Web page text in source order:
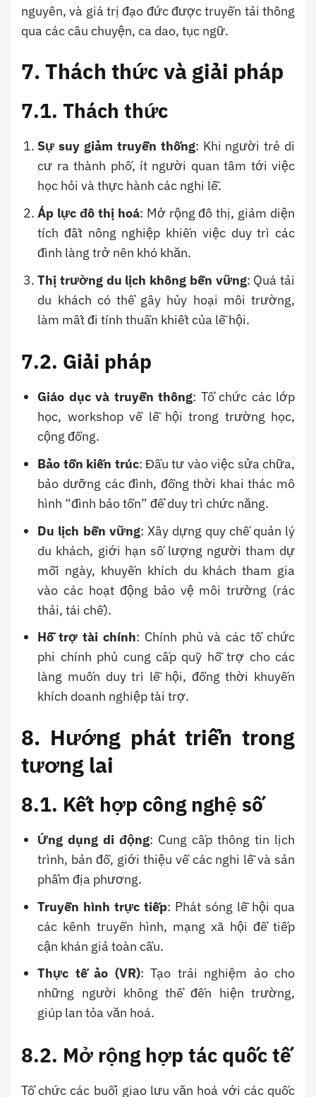
nguyên, và giá trị đạo đức được truyền tải thông
qua các câu chuyện, ca dao, tục ngữ.
7. Thách thức và giải pháp
7.1. Thách thức
Sự suy giảm truyền thống: Khi người trẻ di
cư ra thành phố, ít người quan tâm tới việc
học hỏi và thực hành các nghi lễ.
Áp lực đô thị hoá: Mở rộng đô thị, giảm diện
tích đất nông nghiệp khiến việc duy trì các
đình làng trở nên khó khăn.
Thị trường du lịch không bền vững: Quá tải
du khách có thể gây hủy hoại môi trường,
làm mất đi tính thuần khiết của lễ hội.
7.2. Giải pháp
Giáo dục và truyền thông: Tổ chức các lớp
học, workshop về lễ hội trong trường học,
cộng đồng.
Bảo tồn kiến trúc: Đầu tư vào việc sửa chữa,
bảo dưỡng các đình, đồng thời khai thác mô
hình “đình bảo tồn” để duy trì chức năng.
Du lịch bền vững: Xây dựng quy chế quản lý
du khách, giới hạn số lượng người tham dự
mỗi ngày, khuyến khích du khách tham gia
vào các hoạt động bảo vệ môi trường (rác
thải, tái chế).
Hỗ trợ tài chính: Chính phủ và các tổ chức
phi chính phủ cung cấp quỹ hỗ trợ cho các
làng muốn duy trì lễ hội, đồng thời khuyến
khích doanh nghiệp tài trợ.
8. Hướng phát triển trong
tương lai
8.1. Kết hợp công nghệ số
Ứng dụng di động: Cung cấp thông tin lịch
trình, bản đồ, giới thiệu về các nghi lễ và sản
phẩm địa phương.
Truyền hình trực tiếp: Phát sóng lễ hội qua
các kênh truyền hình, mạng xã hội để tiếp
cận khán giả toàn cầu.
Thực tế ảo (VR): Tạo trải nghiệm ảo cho
những người không thể đến hiện trường,
giúp lan tỏa văn hoá.
8.2. Mở rộng hợp tác quốc tế
Tổ chức các buổi giao lưu văn hoá với các quốc